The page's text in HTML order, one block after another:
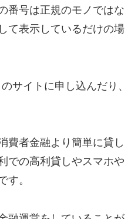
番号は正規のモノではな
て表示しているだけの場
サイトに申し込んだり、
費者金融より簡単に貸し
での高利貸しやスマホや
す。